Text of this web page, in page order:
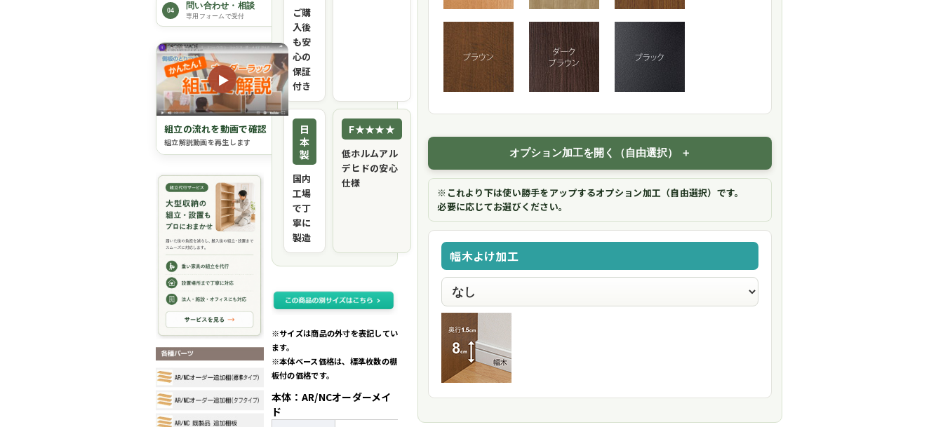
04 問い合わせ・相談
専用フォームで受付
▶
組立の流れを動画で確認
組立解説動画を再生します
ご購
入後
も安
心の
保証
付き
日
本
製
国内
工場
で丁
寧に
製造
F★★★★
低ホルムアル
デヒドの安心
仕様
※サイズは商品の外寸を表記してい
ます。
※本体ベース価格は、標準枚数の棚
板付の価格です。
本体：AR/NCオーダーメイ
ド
オプション加工を開く（自由選択）
※これより下は使い勝手をアップするオプション加工（自由選択）です。
必要に応じてお選びください。
幅木よけ加工